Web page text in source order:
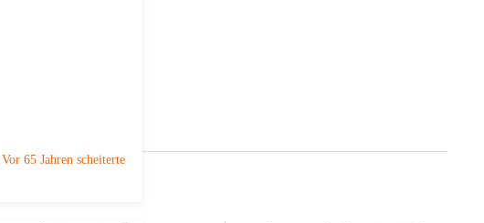
65 Jahren scheiterte